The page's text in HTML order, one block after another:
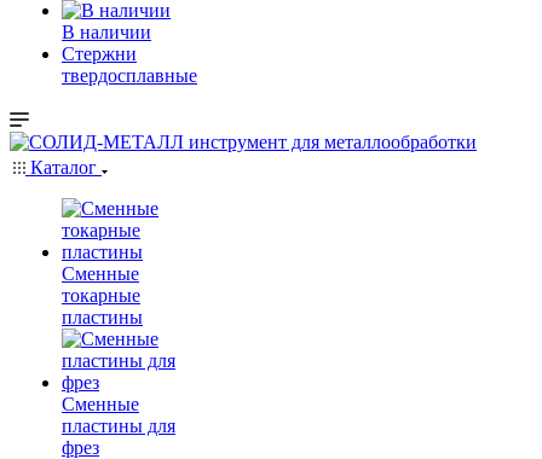
В наличии
Стержни
твердосплавные
Каталог
Сменные
токарные
пластины
Сменные
пластины для
фрез